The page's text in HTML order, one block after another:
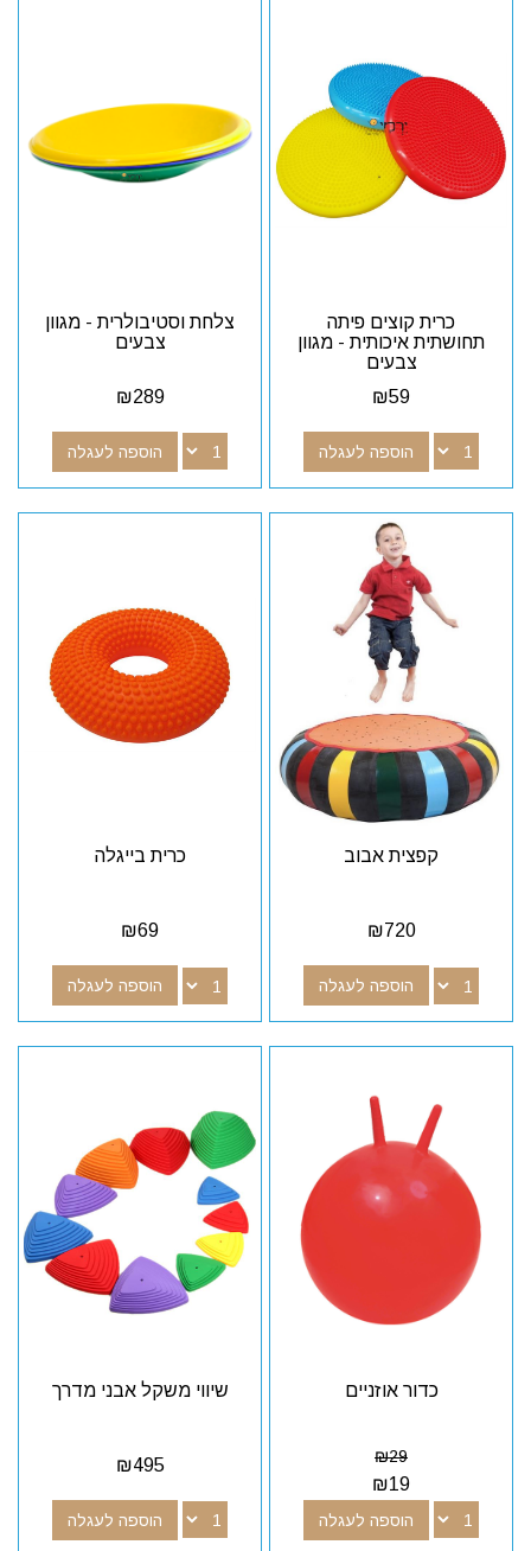
כרית קוצים פיתה
תחושתית איכותית - מגוון
צבעים
₪59
הוספה לעגלה
צלחת וסטיבולרית - מגוון
צבעים
₪289
הוספה לעגלה
קפצית אבוב
₪720
הוספה לעגלה
כרית בייגלה
₪69
הוספה לעגלה
כדור אוזניים
₪29
₪19
הוספה לעגלה
שיווי משקל אבני מדרך
₪495
הוספה לעגלה